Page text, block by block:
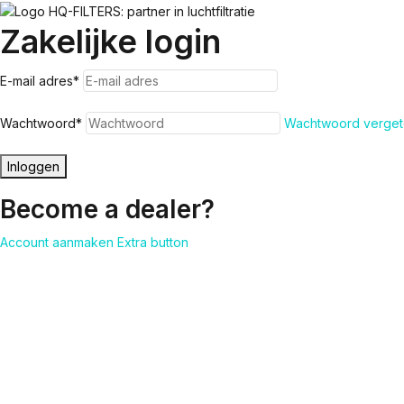
Zakelijke login
E-mail adres*
Wachtwoord* Wachtwoord
Inloggen
Become a dealer?
Account aanmaken Extra button